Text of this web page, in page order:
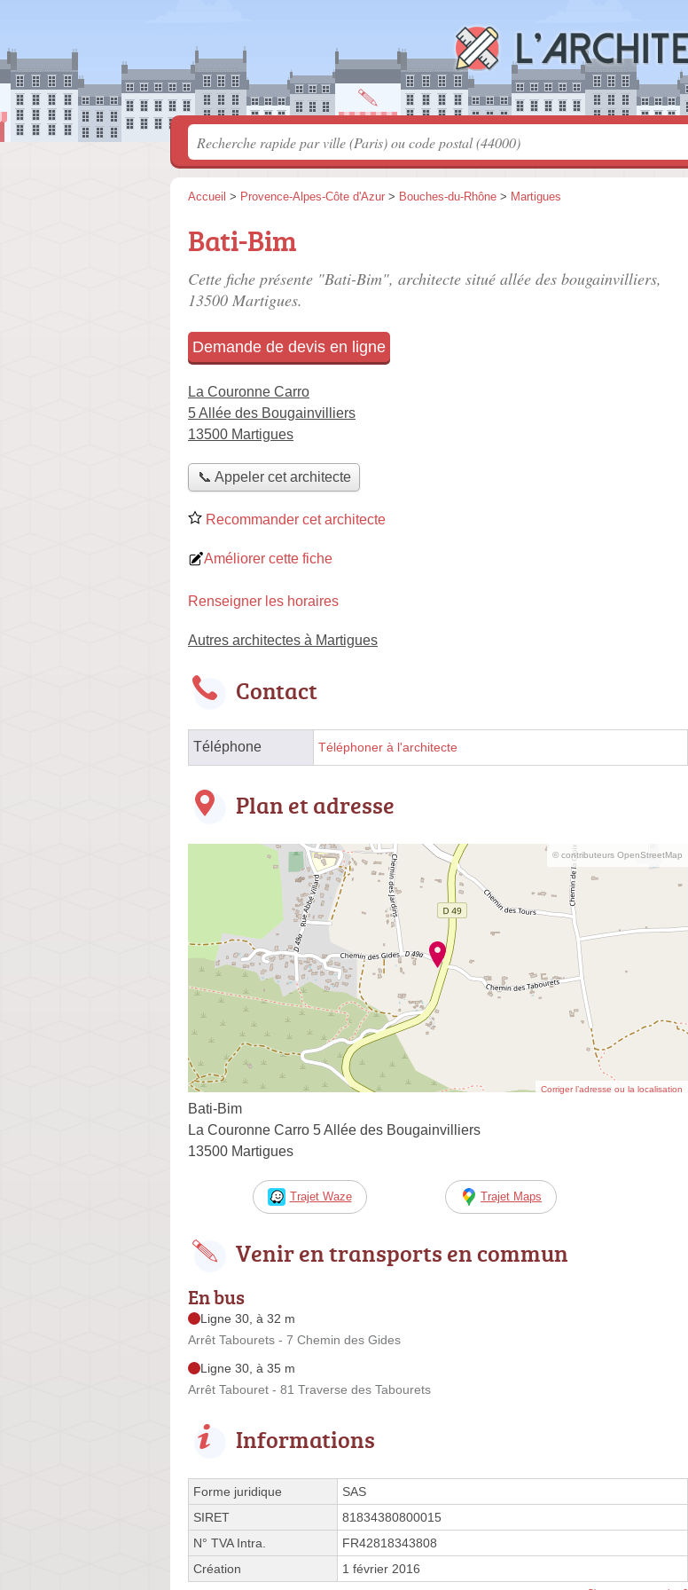
Accueil > Provence-Alpes-Côte d'Azur > Bouches-du-Rhône > Martigues
Bati-Bim
Cette fiche présente "Bati-Bim", architecte situé allée des bougainvilliers,
13500 Martigues.
Demande de devis en ligne
La Couronne Carro
5 Allée des Bougainvilliers
13500 Martigues
📞 Appeler cet architecte
Recommander cet architecte
Améliorer cette fiche
Renseigner les horaires
Autres architectes à Martigues
Contact
Téléphone Téléphoner à l'architecte
Plan et adresse
© contributeurs OpenStreetMap
Corriger l’adresse ou la localisation
Bati-Bim
La Couronne Carro 5 Allée des Bougainvilliers
13500 Martigues
Trajet Waze Trajet Maps
Venir en transports en commun
En bus
Ligne 30, à 32 m
Arrêt Tabourets - 7 Chemin des Gides
Ligne 30, à 35 m
Arrêt Tabouret - 81 Traverse des Tabourets
Informations
Forme juridique
SAS
SIRET
81834380800015
N° TVA Intra.
FR42818343808
Création
1 février 2016